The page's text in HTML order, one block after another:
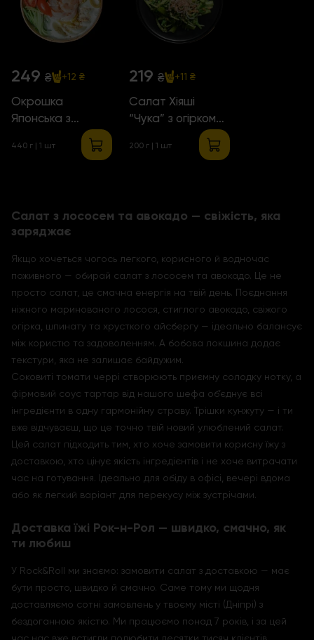
249 ₴ +12 ₴
Окрошка
Японська з
Креветками
440 г | 1 шт
219 ₴ +11 ₴
Салат Хіяші
“Чука” з огірком
200 г | 1 шт
Салат з лососем та авокадо — свіжість, яка
заряджає
Якщо хочеться чогось легкого, корисного й водночас
поживного — обирай салат з лососем та авокадо. Це не
просто салат, це смачна енергія на твій день. Поєднання
ніжного маринованого лосося, стиглого авокадо, свіжого
огірка, шпинату та хрусткого айсбергу — ідеально балансує
між користю та задоволенням. А бобова локшина додає
текстури, яка не залишає байдужим.
Соковиті томати черрі створюють приємну солодку нотку, а
фірмовий соус тартар від нашого шефа об’єднує всі
інгредієнти в одну гармонійну страву. Трішки кунжуту — і ти
вже відчуваєш, що це точно твій новий улюблений салат.
Цей салат підходить тим, хто хоче замовити корисну їжу з
доставкою, хто цінує якість інгредієнтів і не хоче витрачати
час на готування. Ідеально для обіду в офісі, вечері вдома
або як легкий варіант для перекусу між зустрічами.
Доставка їжі Рок-н-Рол — швидко, смачно, як
ти любиш
У Rock&Roll ми знаємо: замовити салат з доставкою — має
бути просто, швидко й смачно. Саме тому ми щодня
доставляємо сотні замовлень у твоєму місті (Дніпрі) з
бездоганною якістю. Ми працюємо понад 7 років, і за цей